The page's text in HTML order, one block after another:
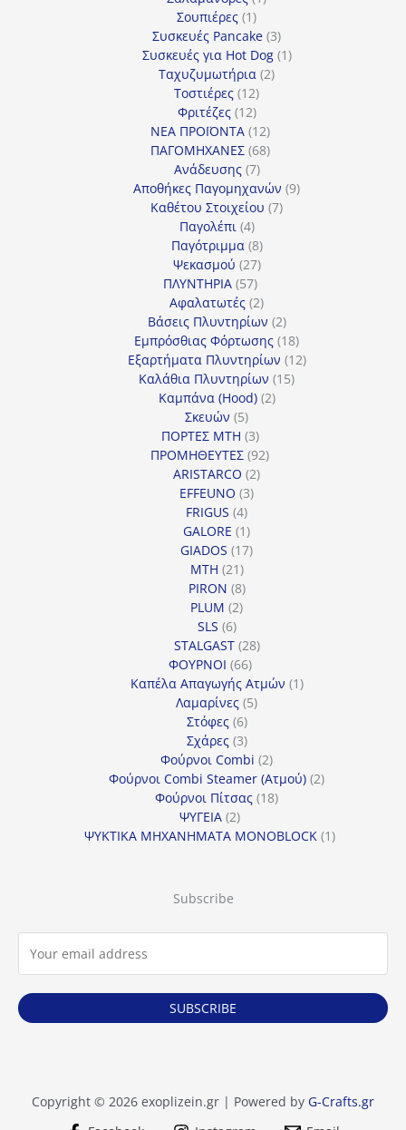
Σουπιέρες 11
προϊόν
Συσκευές Pancake 33
προϊόντα
Συσκευές για Hot Dog 11
Ταχυζυμωτήρια 22
Τοστιέρες 1212
προϊόντα
Φριτέζες 1212
προϊόντα
ΝΕΑ ΠΡΟΪΟΝΤΑ 1212
προϊόντα
ΠΑΓΟΜΗΧΑΝΕΣ 6868
Ανάδευσης 77
προϊόντα
Αποθήκες Παγομηχανών 99
Καθέτου Στοιχείου 77
Παγολέπι 44
προϊόντα
Παγότριμμα 88
προϊόντα
Ψεκασμού 2727
προϊόντα
ΠΛΥΝΤΗΡΙΑ 5757
προϊόντα
Αφαλατωτές 22
προϊόντα
Βάσεις Πλυντηρίων 22
προϊόντα
Εμπρόσθιας Φόρτωσης 1818
προϊόντα
Εξαρτήματα Πλυντηρίων 1212
Καλάθια Πλυντηρίων 1515
Καμπάνα (Hood) 22
Σκευών 55
προϊόντα
ΠΟΡΤΕΣ MTH 33
προϊόντα
ΠΡΟΜΗΘΕΥΤΕΣ 9292
ARISTARCO 22
EFFEUNO 33
FRIGUS 44
προϊόντα
GALORE 11
προϊόν
GIADOS 1717
MTH 2121
προϊόντα
PIRON 88
προϊόντα
PLUM 22
SLS 66
προϊόντα
STALGAST 2828
ΦΟΥΡΝΟΙ 6666
προϊόντα
Καπέλα Απαγωγής Ατμών 11
Λαμαρίνες 55
Στόφες 66
προϊόντα
Σχάρες 33
προϊόντα
Φούρνοι Combi 22
προϊόντα
Φούρνοι Combi Steamer (Ατμού) 22
Φούρνοι Πίτσας 1818
ΨΥΓΕΙΑ 22
προϊόντα
ΨΥΚΤΙΚΑ ΜΗΧΑΝΗΜΑΤΑ MONOBLOCK 11
Subscribe
SUBSCRIBE
Copyright © 2026 exoplizein.gr | Powered by G-Crafts.gr